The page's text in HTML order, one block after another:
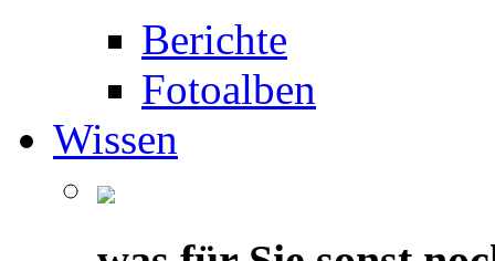
Berichte
Fotoalben
Wissen